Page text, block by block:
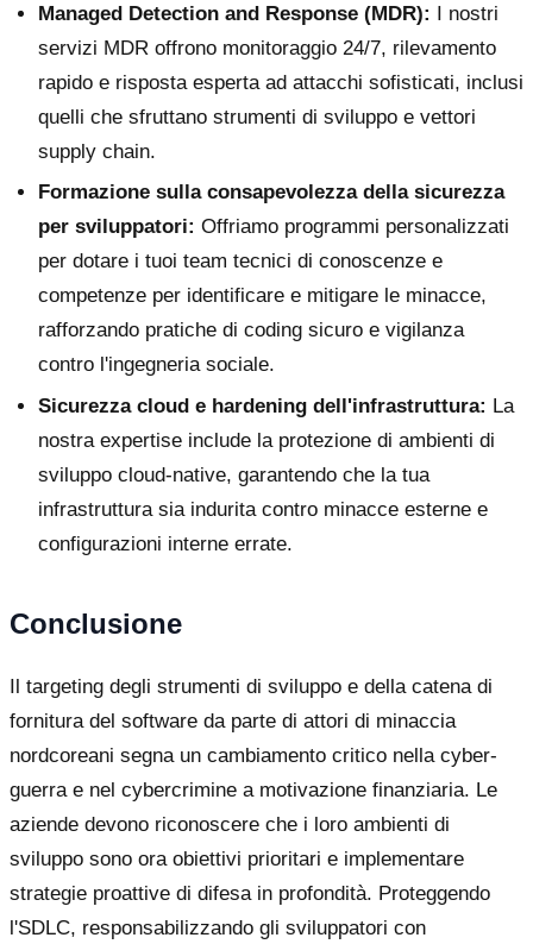
Managed Detection and Response (MDR): I nostri
servizi MDR offrono monitoraggio 24/7, rilevamento
rapido e risposta esperta ad attacchi sofisticati, inclusi
quelli che sfruttano strumenti di sviluppo e vettori
supply chain.
Formazione sulla consapevolezza della sicurezza
per sviluppatori: Offriamo programmi personalizzati
per dotare i tuoi team tecnici di conoscenze e
competenze per identificare e mitigare le minacce,
rafforzando pratiche di coding sicuro e vigilanza
contro l'ingegneria sociale.
Sicurezza cloud e hardening dell'infrastruttura: La
nostra expertise include la protezione di ambienti di
sviluppo cloud-native, garantendo che la tua
infrastruttura sia indurita contro minacce esterne e
configurazioni interne errate.
Conclusione
Il targeting degli strumenti di sviluppo e della catena di
fornitura del software da parte di attori di minaccia
nordcoreani segna un cambiamento critico nella cyber-
guerra e nel cybercrimine a motivazione finanziaria. Le
aziende devono riconoscere che i loro ambienti di
sviluppo sono ora obiettivi prioritari e implementare
strategie proattive di difesa in profondità. Proteggendo
l'SDLC, responsabilizzando gli sviluppatori con